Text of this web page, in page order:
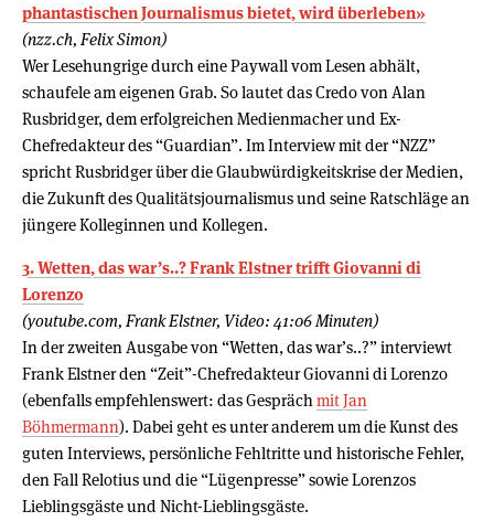
phantastischen Journalismus bietet, wird überleben»
(nzz.ch, Felix Simon)
Wer Lesehungrige durch eine Paywall vom Lesen abhält,
schaufele am eigenen Grab. So lautet das Credo von Alan
Rusbridger, dem erfolgreichen Medienmacher und Ex-
Chefredakteur des “Guardian”. Im Interview mit der “NZZ”
spricht Rusbridger über die Glaubwürdigkeitskrise der Medien,
die Zukunft des Qualitätsjournalismus und seine Ratschläge an
jüngere Kolleginnen und Kollegen.
3. Wetten, das war’s..? Frank Elstner trifft Giovanni di
Lorenzo
(youtube.com, Frank Elstner, Video: 41:06 Minuten)
In der zweiten Ausgabe von “Wetten, das war’s..?” interviewt
Frank Elstner den “Zeit”-Chefredakteur Giovanni di Lorenzo
(ebenfalls empfehlenswert: das Gespräch mit Jan
Böhmermann). Dabei geht es unter anderem um die Kunst des
guten Interviews, persönliche Fehltritte und historische Fehler,
den Fall Relotius und die “Lügenpresse” sowie Lorenzos
Lieblingsgäste und Nicht-Lieblingsgäste.